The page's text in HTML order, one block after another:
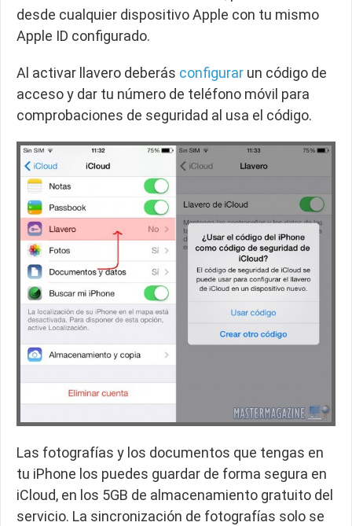
desde cualquier dispositivo Apple con tu mismo
Apple ID configurado.
Al activar llavero deberás configurar un código de
acceso y dar tu número de teléfono móvil para
comprobaciones de seguridad al usa el código.
Las fotografías y los documentos que tengas en
tu iPhone los puedes guardar de forma segura en
iCloud, en los 5GB de almacenamiento gratuito del
servicio. La sincronización de fotografías solo se